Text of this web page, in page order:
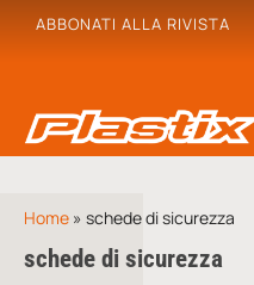
ABBONATI ALLA RIVISTA
Home » schede di sicurezza
schede di sicurezza